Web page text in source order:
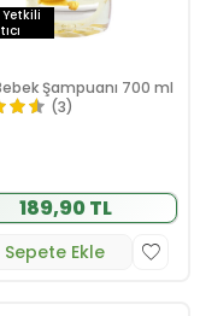
Yetkili
Şampuanı 700 ml
(3)
189,90 TL
Sepete Ekle